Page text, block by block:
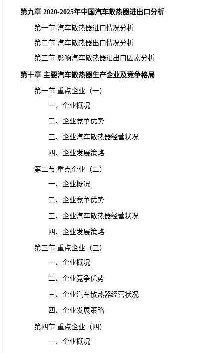
第九章 2020-2025年中国汽车散热器进出口分析
第一节 汽车散热器进口情况分析
第二节 汽车散热器出口情况分析
第三节 影响汽车散热器进出口因素分析
第十章 主要汽车散热器生产企业及竞争格局
第一节 重点企业（一）
一、企业概况
二、企业竞争优势
三、企业汽车散热器经营状况
四、企业发展策略
第二节 重点企业（二）
一、企业概况
二、企业竞争优势
三、企业汽车散热器经营状况
四、企业发展策略
第三节 重点企业（三）
一、企业概况
二、企业竞争优势
三、企业汽车散热器经营状况
四、企业发展策略
第四节 重点企业（四）
一、企业概况